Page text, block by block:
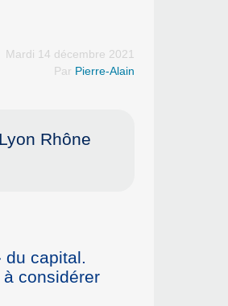
Mardi 14 décembre 2021
Par Pierre-Alain
Rhône
du capital.
à considérer